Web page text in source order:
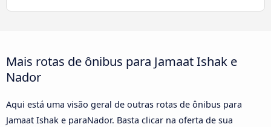
Mais rotas de ônibus para Jamaat Ishak e
Nador
Aqui está uma visão geral de outras rotas de ônibus para
Jamaat Ishak e paraNador. Basta clicar na oferta de sua